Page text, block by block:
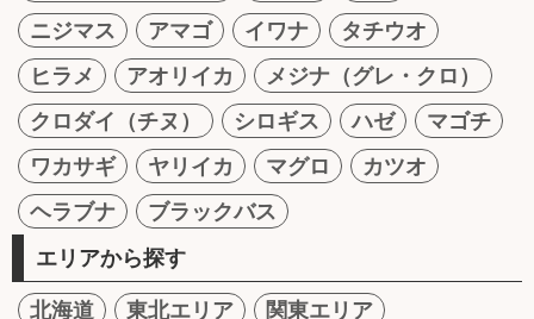
ニジマス
アマゴ イワナ
タチウオ
ヒラメ
アオリイカ
メジナ（グレ・クロ）
クロダイ（チヌ）
シロギス ハゼ
マゴチ
ワカサギ
ヤリイカ マグロ
カツオ
ヘラブナ
ブラックバス
エリアから探す
北海道 東北エリア
関東エリア